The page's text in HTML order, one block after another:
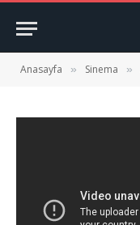
Anasayfa » Sinema »